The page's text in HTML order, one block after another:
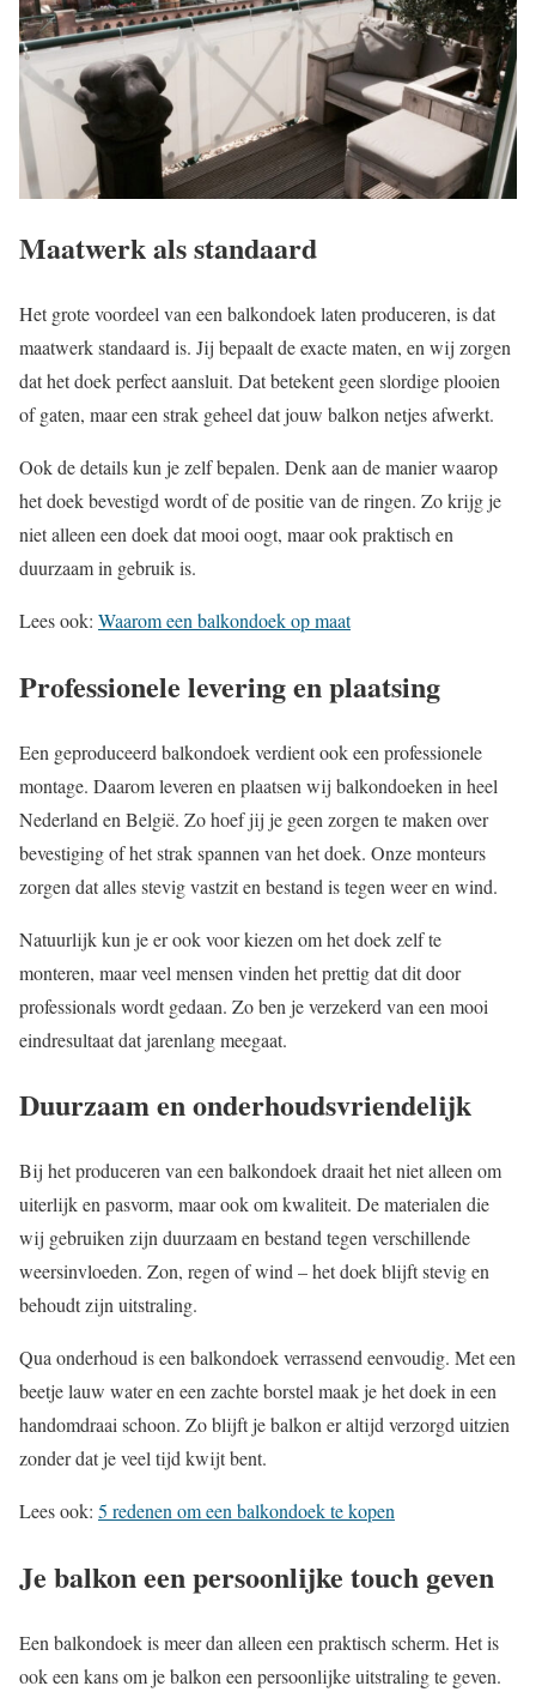
Maatwerk als standaard
Het grote voordeel van een balkondoek laten produceren, is dat
maatwerk standaard is. Jij bepaalt de exacte maten, en wij zorgen
dat het doek perfect aansluit. Dat betekent geen slordige plooien
of gaten, maar een strak geheel dat jouw balkon netjes afwerkt.
Ook de details kun je zelf bepalen. Denk aan de manier waarop
het doek bevestigd wordt of de positie van de ringen. Zo krijg je
niet alleen een doek dat mooi oogt, maar ook praktisch en
duurzaam in gebruik is.
Lees ook: Waarom een balkondoek op maat
Professionele levering en plaatsing
Een geproduceerd balkondoek verdient ook een professionele
montage. Daarom leveren en plaatsen wij balkondoeken in heel
Nederland en België. Zo hoef jij je geen zorgen te maken over
bevestiging of het strak spannen van het doek. Onze monteurs
zorgen dat alles stevig vastzit en bestand is tegen weer en wind.
Natuurlijk kun je er ook voor kiezen om het doek zelf te
monteren, maar veel mensen vinden het prettig dat dit door
professionals wordt gedaan. Zo ben je verzekerd van een mooi
eindresultaat dat jarenlang meegaat.
Duurzaam en onderhoudsvriendelijk
Bij het produceren van een balkondoek draait het niet alleen om
uiterlijk en pasvorm, maar ook om kwaliteit. De materialen die
wij gebruiken zijn duurzaam en bestand tegen verschillende
weersinvloeden. Zon, regen of wind – het doek blijft stevig en
behoudt zijn uitstraling.
Qua onderhoud is een balkondoek verrassend eenvoudig. Met een
beetje lauw water en een zachte borstel maak je het doek in een
handomdraai schoon. Zo blijft je balkon er altijd verzorgd uitzien
zonder dat je veel tijd kwijt bent.
Lees ook: 5 redenen om een balkondoek te kopen
Je balkon een persoonlijke touch geven
Een balkondoek is meer dan alleen een praktisch scherm. Het is
ook een kans om je balkon een persoonlijke uitstraling te geven.